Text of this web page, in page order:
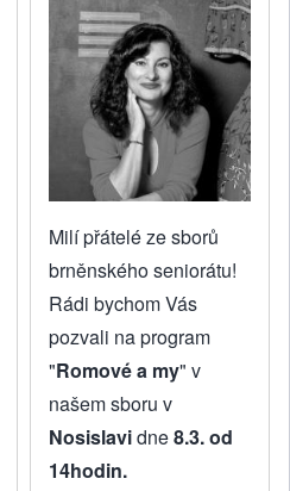
Milí přátelé ze sborů
brněnského seniorátu!
Rádi bychom Vás
pozvali na program
"Romové a my" v
našem sboru v
Nosislavidne8.3. od
14hodin.